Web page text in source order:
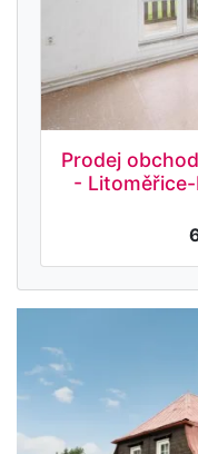
Prodej
-